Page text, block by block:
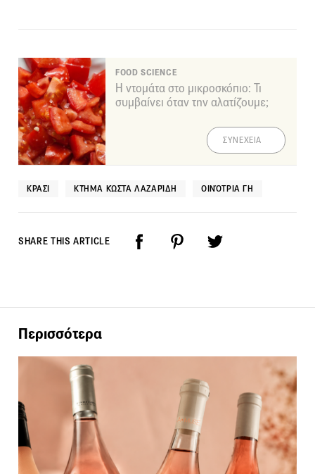
FOOD SCIENCE
Η ντομάτα στο μικροσκόπιο: Τι
συμβαίνει όταν την αλατίζουμε;
ΣΥΝΕΧΕΙΑ
ΚΡΑΣΊ ΚΤΉΜΑ ΚΏΣΤΑ ΛΑΖΑΡΊΔΗ ΟΙΝΌΤΡΙΑ ΓΗ
SHARE THIS ARTICLE
Περισσότερα